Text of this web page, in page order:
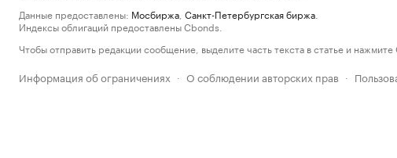
Данные предоставлены: Мосбиржа Санкт-Петербургская биржа
Индексы облигаций предоставлены Cbonds.
Чтобы отправить редакции сообщение, выделите часть текста в статье и нажмите
Информация об ограничениях · О соблюдении авторских прав ·